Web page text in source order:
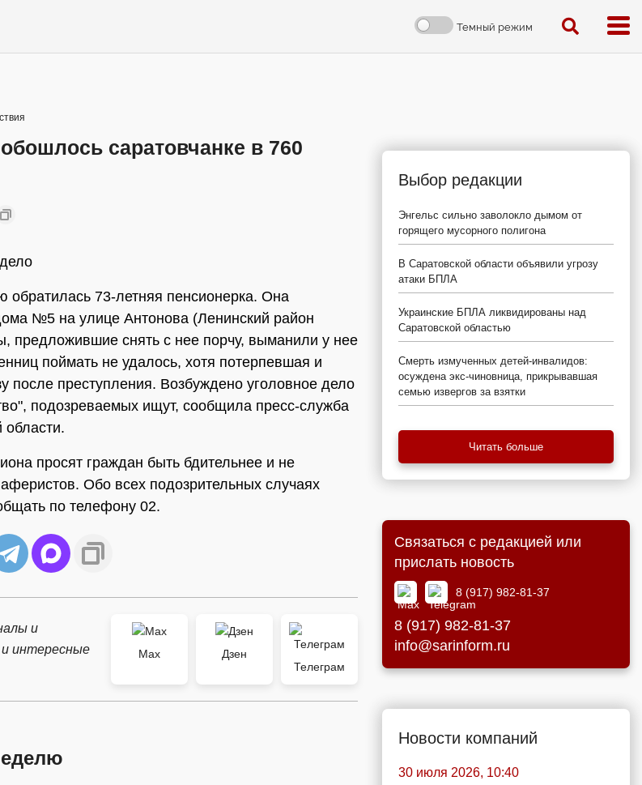
Темный режим
саратовчанке в 760
обратилась 73-летняя пенсионерка. Она
№5 на улице Антонова (Ленинский район
предложившие снять с нее порчу, выманили у нее
поймать не удалось, хотя потерпевшая и
после преступления. Возбуждено уголовное дело
подозреваемых ищут, сообщила пресс-служба
просят граждан быть бдительнее и не
Обо всех подозрительных случаях
по телефону 02.
и
интересные
Max
Дзен
Телеграм
Выбор редакции
Энгельс сильно заволокло дымом от
горящего мусорного полигона
В Саратовской области объявили угрозу
атаки БПЛА
Украинские БПЛА ликвидированы над
Саратовской областью
Смерть измученных детей-инвалидов:
осуждена экс-чиновница, прикрывавшая
семью извергов за взятки
Читать больше
Связаться с редакцией или
прислать новость
8 (917) 982-81-37
8 (917) 982-81-37
info@sarinform.ru
Новости компаний
30 июля 2026, 10:40